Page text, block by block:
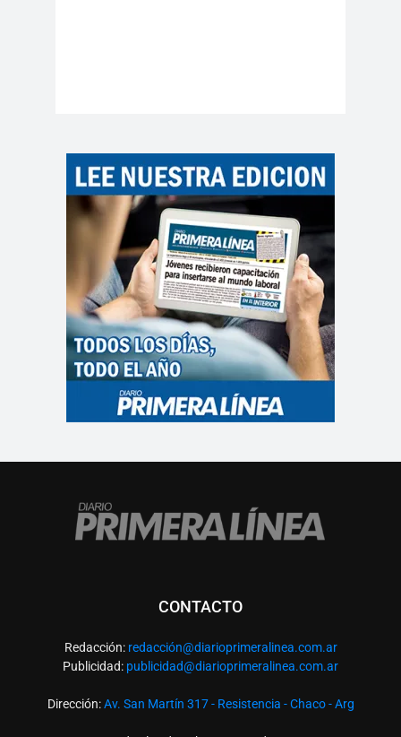
CONTACTO
Redacción: redacción@diarioprimeralinea.com.ar
Publicidad: publicidad@diarioprimeralinea.com.ar
Dirección:Av. San Martín 317 - Resistencia - Chaco - Arg